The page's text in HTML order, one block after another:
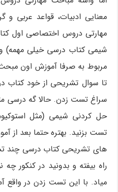
معنایی ادبیات، قواعد عربی و
مهارتی دروس اختصاصی اول
شیمی کتاب درسی خیلی
مربوط به صرفا آموزش اون
تا سوال تشریحی از خود
سراغ تست زدن. حالا گه درسی
حل کردنی شیمی (مثل
تست بزنید. بهتره حتما بعد از
های تشریحی کتاب درسی چند
راه بیفته و بدونید در کنکور
میاد. با این تست زدن در واقع